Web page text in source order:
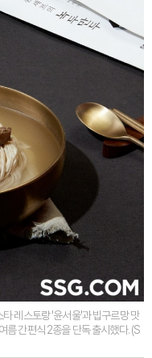
레스토랑 '윤서울'과 빕구르망 맛
름 간편식 2종을 단독 출시했다. (S